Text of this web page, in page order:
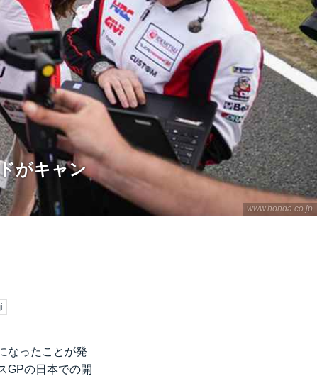
www.honda.co.jp
がキャン
なったことが発
GPの日本での開